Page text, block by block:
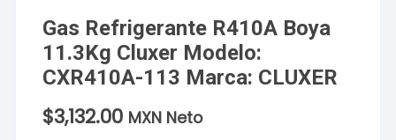
Gas Refrigerante R410A Boya
11.3Kg Cluxer Modelo:
CXR410A-113 Marca: CLUXER
$3,132.00 MXN Neto